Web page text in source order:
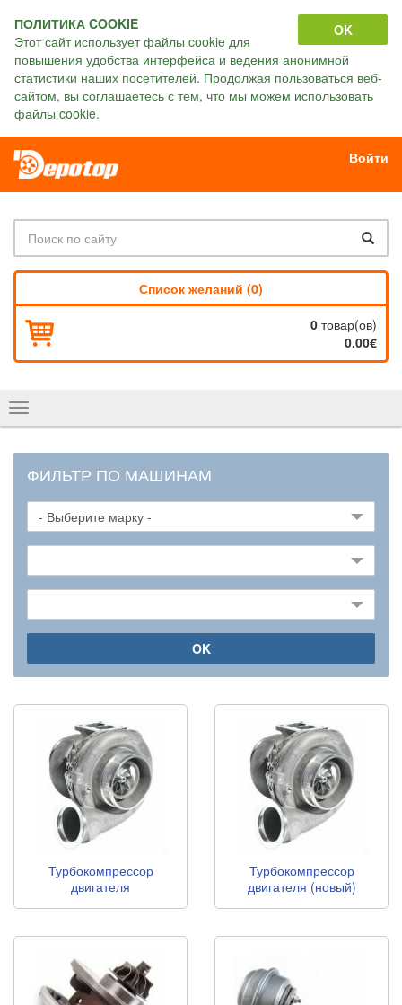
OK
ПОЛИТИКА COOKIE
Этот сайт использует файлы cookie для
повышения удобства интерфейса и ведения анонимной
статистики наших посетителей. Продолжая пользоваться веб-
сайтом, вы соглашаетесь с тем, что мы можем использовать
файлы cookie.
Войти
Список желаний (0)
0 товар(ов)
0.00€
Показать
навигацию
ФИЛЬТР ПО МАШИНАМ
OK
Турбокомпрессор
двигателя
Турбокомпрессор
двигателя (новый)